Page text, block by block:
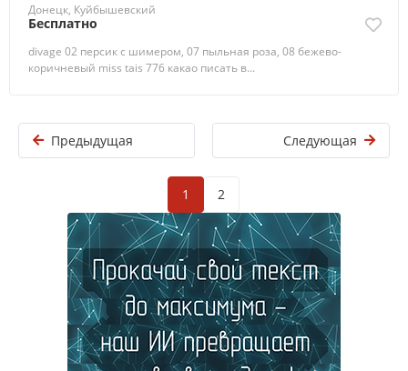
Донецк, Куйбышевский
Бесплатно
divage 02 персик с шимером, 07 пыльная роза, 08 бежево-
коричневый miss tais 776 какао писать в...
Предыдущая Следующая
1 2